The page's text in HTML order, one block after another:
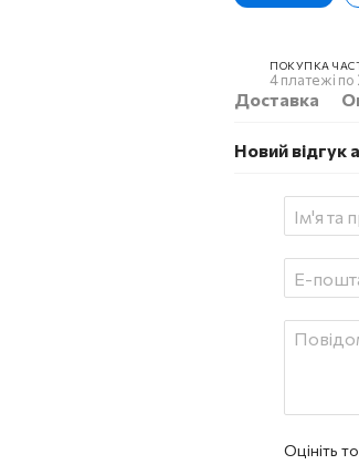
ПОКУПКА
4 платежі по
Доставка
Новий відгук
Оцініть